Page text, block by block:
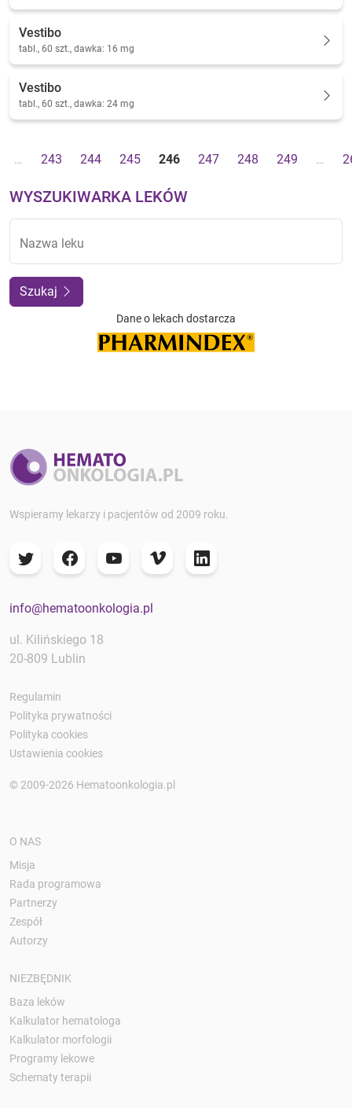
Vestibo
tabl., 60 szt., dawka: 16 mg
Vestibo
tabl., 60 szt., dawka: 24 mg
… 243 244 245 246 247 248 249 …
WYSZUKIWARKA LEKÓW
Nazwa leku
Szukaj
Dane o lekach dostarcza
Wspieramy lekarzy i pacjentów od 2009 roku.
info@hematoonkologia.pl
ul. Kilińskiego 18
20-809 Lublin
Regulamin
Polityka prywatności
Polityka cookies
Ustawienia cookies
© 2009-2026 Hematoonkologia.pl
O NAS
Misja
Rada programowa
Partnerzy
Zespół
Autorzy
NIEZBĘDNIK
Baza leków
Kalkulator hematologa
Kalkulator morfologii
Programy lekowe
Schematy terapii